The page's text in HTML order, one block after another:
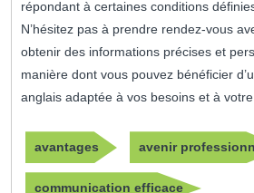
répondant à certaines conditions
N’hésitez pas à prendre rendez-vous
obtenir des informations précises et
manière dont vous pouvez bénéficier
anglais adaptée à vos besoins et à
avantages avenir
communication efficace